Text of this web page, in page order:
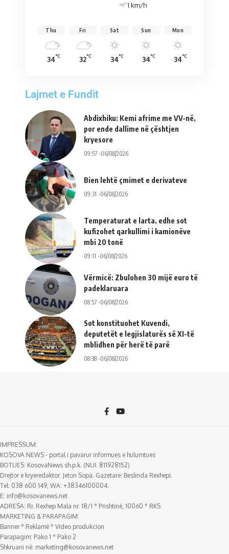
1 km/h
Thu
34°C
Fri
32°C
Sat
34°C
Sun
34°C
Mon
34°C
Lajmet e Fundit
Abdixhiku: Kemi afrime me VV-në,
por ende dallime në çështjen
kryesore
09:57 -06/08/2026
Bien lehtë çmimet e derivateve
09:31 -06/08/2026
Temperaturat e larta, edhe sot
kufizohet qarkullimi i kamionëve
mbi 20 tonë
09:11 -06/08/2026
Vërmicë: Zbulohen 30 mijë euro të
padeklaruara
08:57 -06/08/2026
Sot konstituohet Kuvendi,
deputetët e legjislaturës së XI-të
mblidhen për herë të parë
08:38 -06/08/2026
IMPRESSUM:
KOSOVA NEWS - portal i pavarur informues e hulumtues
BOTUES: KosovaNews sh.p.k. (NUI: 811928152)
Drejtor e kryeredaktor: Jeton Sopa. Gazetare: Beslinda Rexhepi.
Tel: 038 600 149, WA: +38346100004.
E: info@kosovanews.net
ADRESA: Rr. Rexhep Mala nr. 18/1 ° Prishtinë, 10060 ° RKS
MARKETING & PARAPAGIM:
Banner ° Reklamë ° Video produkcion
Parapagim: Pako 1 ° Pako 2
Shkruani në: marketing@kosovanews.net